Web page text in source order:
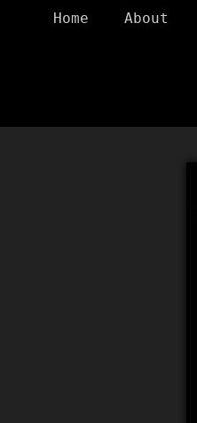
Home About